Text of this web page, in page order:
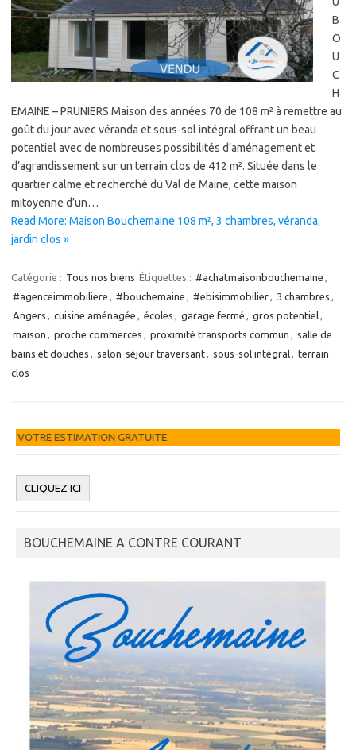
B
O
U
C
H
EMAINE – PRUNIERS Maison des années 70 de 108 m² à remettre au
goût du jour avec véranda et sous-sol intégral offrant un beau
potentiel avec de nombreuses possibilités d’aménagement et
d’agrandissement sur un terrain clos de 412 m². Située dans le
quartier calme et recherché du Val de Maine, cette maison
mitoyenne d’un…
Read More: Maison Bouchemaine 108 m², 3 chambres, véranda,
jardin clos »
Catégorie : Tous nos biens Étiquettes : #achatmaisonbouchemaine ,
#agenceimmobiliere , #bouchemaine , #ebisimmobilier, 3 chambres ,
Angers , cuisine aménagée , écoles , garage fermé , gros potentiel,
maison , proche commerces , proximité transports commun , salle de
bains et douches , salon-séjour traversant, sous-sol intégral, terrain
clos
BOUCHEMAINE A CONTRE COURANT